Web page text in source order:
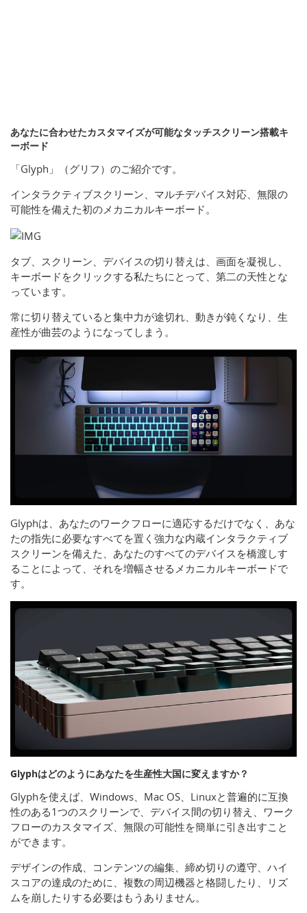
あなたに合わせたカスタマイズが可能なタッチスクリーン搭載キ
ーボード
「Glyph」（グリフ）のご紹介です。
インタラクティブスクリーン、マルチデバイス対応、無限の
可能性を備えた初のメカニカルキーボード。
タブ、スクリーン、デバイスの切り替えは、画面を凝視し、
キーボードをクリックする私たちにとって、第二の天性とな
っています。
常に切り替えていると集中力が途切れ、動きが鈍くなり、生
産性が曲芸のようになってしまう。
Glyphは、あなたのワークフローに適応するだけでなく、あな
たの指先に必要なすべてを置く強力な内蔵インタラクティブ
スクリーンを備えた、あなたのすべてのデバイスを橋渡しす
ることによって、それを増幅させるメカニカルキーボードで
す。
Glyphはどのようにあなたを生産性大国に変えますか？
Glyphを使えば、Windows、Mac OS、Linuxと普遍的に互換
性のある1つのスクリーンで、デバイス間の切り替え、ワーク
フローのカスタマイズ、無限の可能性を簡単に引き出すこと
ができます。
デザインの作成、コンテンツの編集、締め切りの遵守、ハイ
スコアの達成のために、複数の周辺機器と格闘したり、リズ
ムを崩したりする必要はもうありません。